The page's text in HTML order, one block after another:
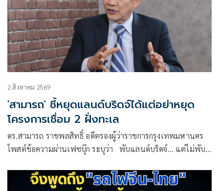
2 สิงหาคม 2569
'สามารถ' ชี้หยุดแลนด์บริดจ์ได้แต่อย่าหยุด
โครงการเชื่อม 2 ฝั่งทะเล
ดร.สามารถ ราชพลสิทธิ์ อดีตรองผู้ว่าราชการกรุงเทพมหานคร
โพสต์ข้อความผ่านเฟซบุ๊ก ระบุว่า พับแลนด์บริดจ์… แต่ไม่พับ